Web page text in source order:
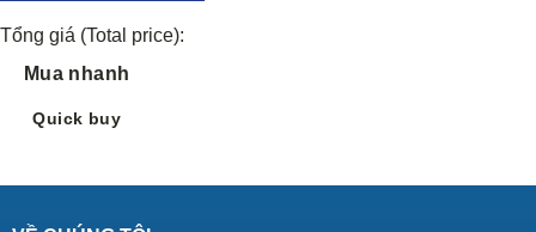
Tổng giá (Total price):
Mua nhanh
Quick buy